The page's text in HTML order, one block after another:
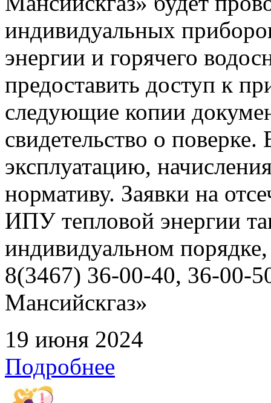
индивидуальных
энергии и горячего
предоставить доступ к
следующие копии
свидетельство о
эксплуатацию,
нормативу. Заявки на
ИПУ тепловой энергии
индивидуальном
8(3467) 36-00-40, 36-
Мансийскгаз»
19 июня 2024
Подробнее